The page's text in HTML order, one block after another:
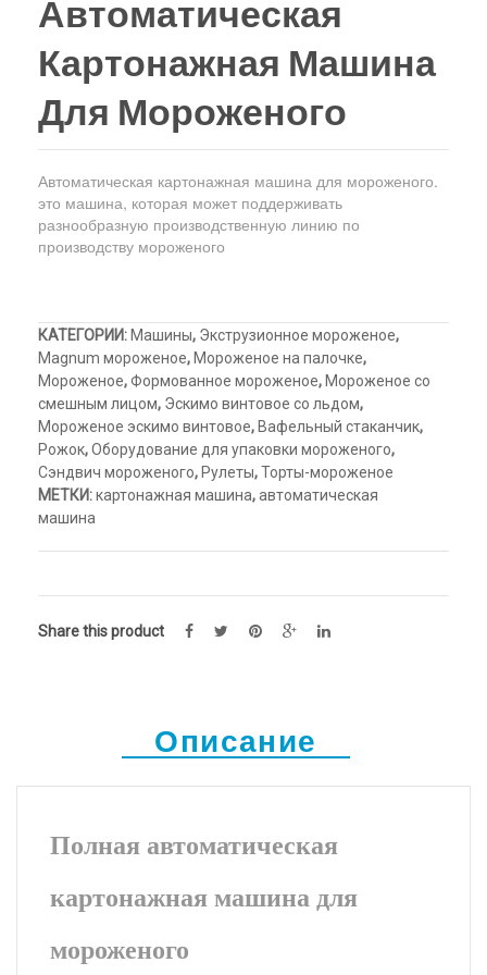
верху
Холодильный шкаф
Тюбы для мороженого
Kонусы для мороженого
Пакеты для мороженого
охлаждения
машина
Автоматическая
Картонажная Машина
Для Мороженого
Автоматическая картонажная машина для мороженого.
это машина, которая может поддерживать
разнообразную производственную линию по
производству мороженого
КАТЕГОРИИ: Машины, Экструзионное мороженое,
Magnum мороженое, Мороженое на палочке,
Mороженое,Формованное мороженое, Мороженое со
смешным лицом, Эскимо винтовое со льдом,
Мороженое эскимо винтовое, Вафельный стаканчик,
Рожок,Оборудование для упаковки мороженого,
Сэндвич мороженого, Рулеты,Торты-мороженое
МЕТКИ:картонажная машина,автоматическая
машина
Share this product
Описание
Полная автоматическая
картонажная машина для
мороженого